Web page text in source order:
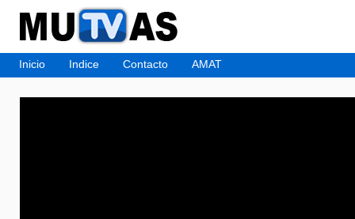
Inicio Indice Contacto AMAT